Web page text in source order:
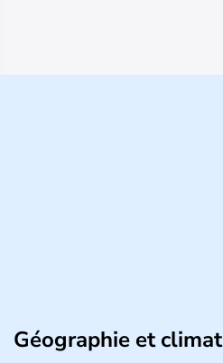
Géographie et climat